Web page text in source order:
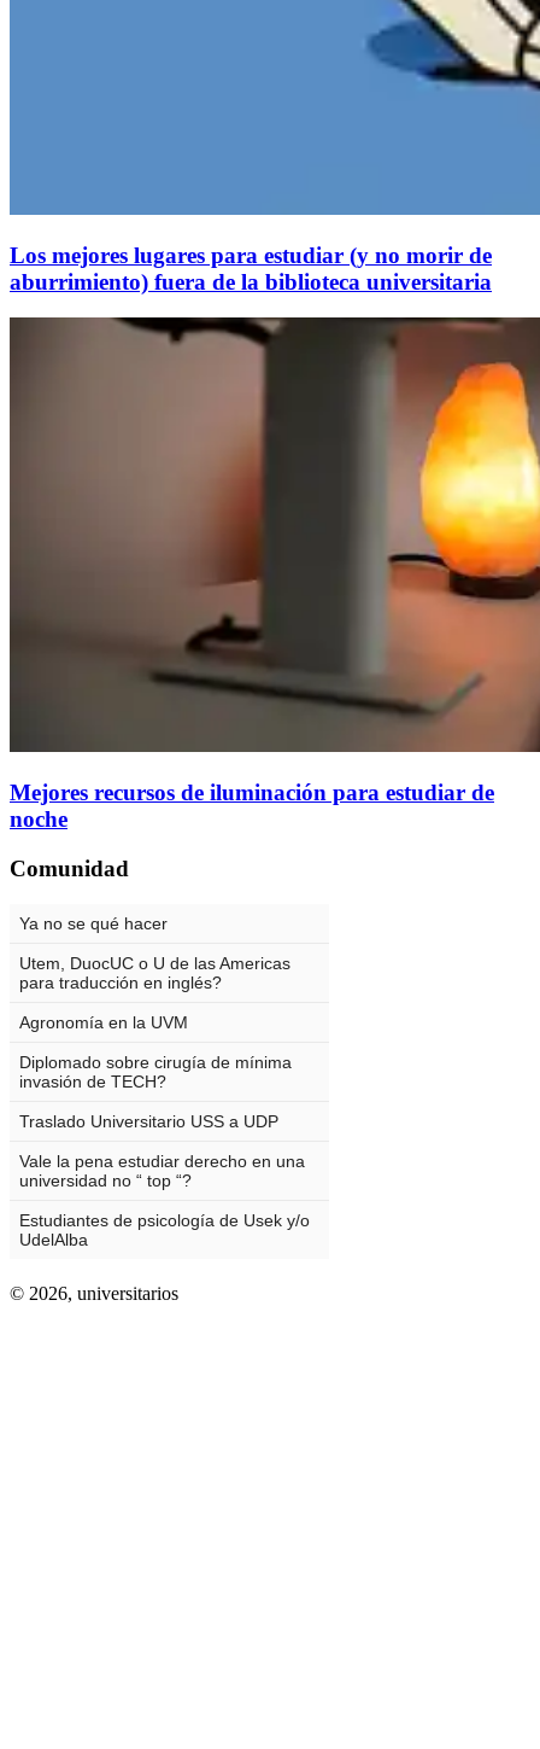
Los mejores lugares para estudiar (y no morir de
aburrimiento) fuera de la biblioteca universitaria
Mejores recursos de iluminación para estudiar de
noche
Comunidad
© 2026, universitarios